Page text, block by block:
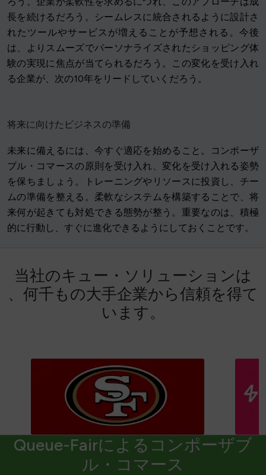
長を続けるだろう。シームレスに統合されるように設計さ
れたツールやサービスが増えることが予想される。今後
は、よりスムーズでパーソナライズされたショッピング体
験の実現に焦点が当てられるだろう。この変化を受け入れ
る企業が、次の10年をリードしていくだろう。
将来に向けたビジネスの準備
未来に備えるには、今すぐ適応を始めること。コンポーザ
ブル・コマースの原則を受け入れ、変化を受け入れる姿勢
を保ちましょう。トレーニングやリソースに投資し、チー
ムの準備を整える。柔軟なシステムを構築することで、将
来何が起きても対処できる態勢が整う。重要なのは、積極
的に行動し、すぐに進化できるようにしておくことです。
当社のキ ュ ー ・ ソ リ ュ ーシ ョ ンは
、 何千もの大手企業から信頼を得て
い ま す。
Queue-Fairによるコンポーザブ
ル・コマース